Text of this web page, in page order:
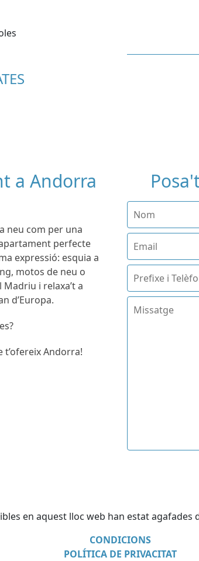
a Andorra
neu com per una
perfecte
expressió: esquia a
motos de neu o
i relaxa’t a
d’Europa.
Andorra!
en aquest lloc web han estat
CONDICIONS
POLÍTICA DE PRIVACITAT